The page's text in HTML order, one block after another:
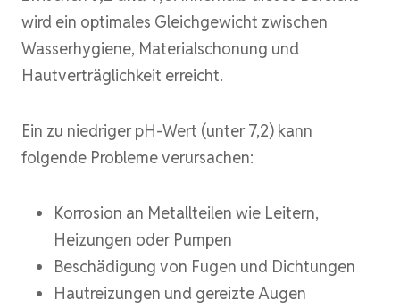
wird ein optimales Gleichgewicht zwischen
Wasserhygiene, Materialschonung und
Hautverträglichkeit erreicht.
Ein zu niedriger pH-Wert (unter 7,2) kann
folgende Probleme verursachen:
Korrosion an Metallteilen wie Leitern,
Heizungen oder Pumpen
Beschädigung von Fugen und Dichtungen
Hautreizungen und gereizte Augen